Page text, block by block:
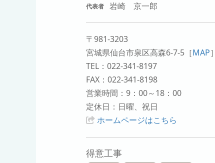
代表者 岩崎 京一郎
〒981-3203
宮城県仙台市泉区高森6-7-5 ［MAP］
TEL：022-341-8197
FAX：022-341-8198
営業時間：9：00～18：00
定休日：日曜、祝日
ホームページはこちら
得意工事